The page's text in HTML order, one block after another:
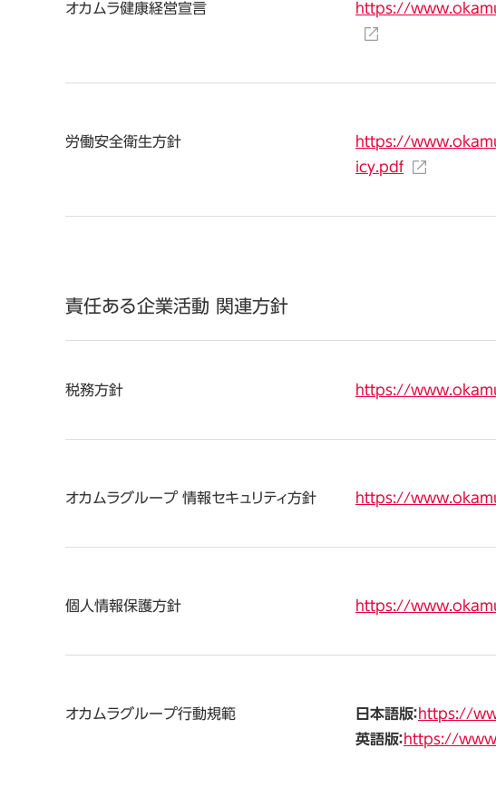
オカムラ健康経営宣言 https://
労働安全衛生方針
https://
icy.pdf
責任ある企業活動 関連方針
税務方針 https://
オカムラグループ 情報セキュリティ方針 https://
個人情報保護方針 https://
オカムラグループ行動規範 日本語版：https://
英語版：https://